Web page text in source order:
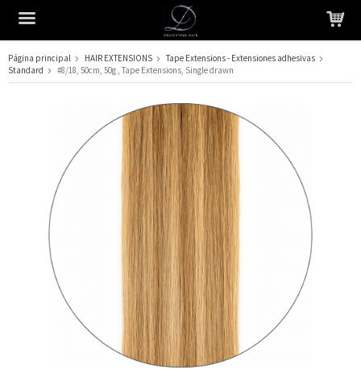
El producto ha sido añadido a su carrito
Página principal HAIR EXTENSIONS
Tape Extensions - Extensiones adhesivas
Standard
#8/18, 50cm, 50g , Tape Extensions, Single drawn